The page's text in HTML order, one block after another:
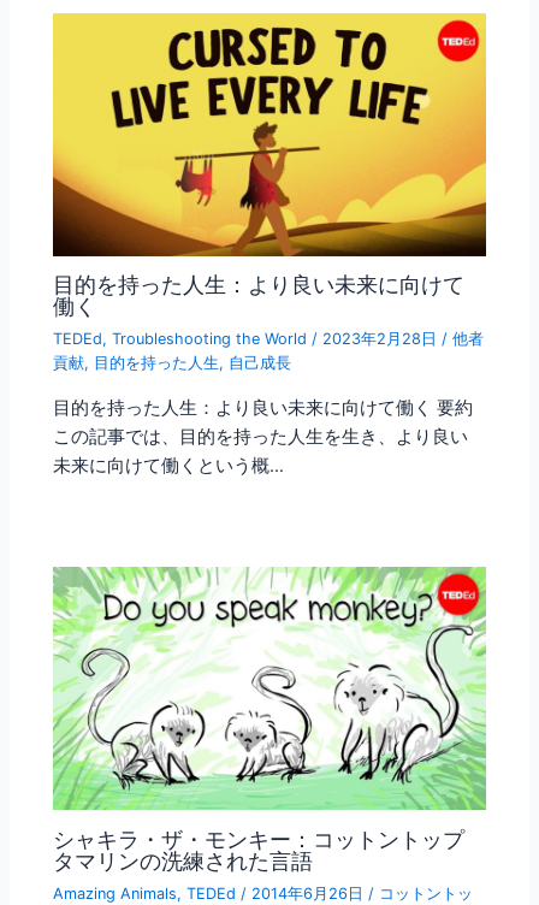
目的を持った人生：より良い未来に向けて
働く
TEDEd,Troubleshooting the World / 2023年2月28日/他者
貢献, 目的を持った人生, 自己成長
目的を持った人生：より良い未来に向けて働く 要約
この記事では、目的を持った人生を生き、より良い
未来に向けて働くという概…
シャキラ・ザ・モンキー：コットントップ
タマリンの洗練された言語
Amazing Animals,TEDEd / 2014年6月26日/ コットントッ